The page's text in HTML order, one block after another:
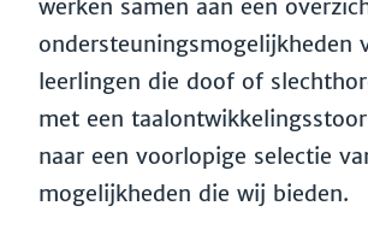
werken samen aan een
ondersteuningsmogelijkheden
leerlingen die doof of
met een
naar een voorlopige selectie
mogelijkheden die wij bieden.